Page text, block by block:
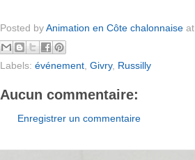
Posted by Animation en Côte chalonnaise at
Labels: événement, Givry, Russilly
Aucun commentaire:
Enregistrer un commentaire